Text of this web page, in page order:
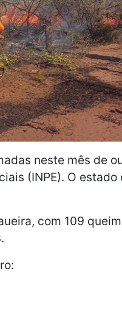
neste mês de
(INPE). O
com 109